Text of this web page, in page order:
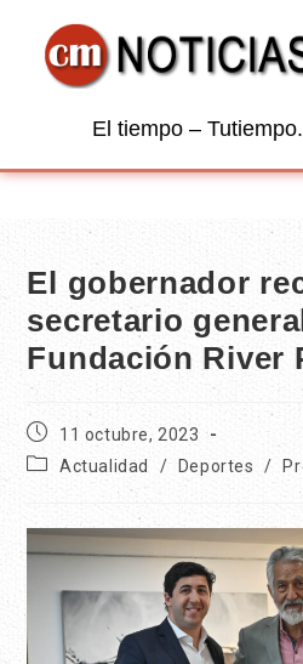
El tiempo –
El gobernador
secretario
Fundación River
11 octubre, 2023
Actualidad
/ Deportes /